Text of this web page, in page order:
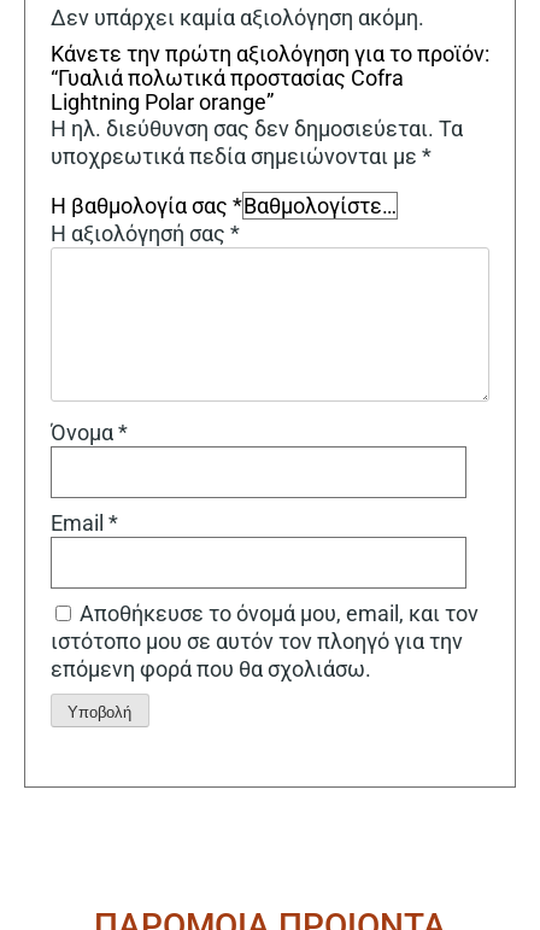
Δεν υπάρχει καμία αξιολόγηση ακόμη.
Κάνετε την πρώτη αξιολόγηση για το προϊόν:
“Γυαλιά πολωτικά προστασίας Cofra
Lightning Polar orange”
Η ηλ. διεύθυνση σας δεν δημοσιεύεται. Τα
υποχρεωτικά πεδία σημειώνονται με *
Η βαθμολογία σας *
Η αξιολόγησή σας *
Όνομα*
Email *
Αποθήκευσε το όνομά μου, email, και τον
ιστότοπο μου σε αυτόν τον πλοηγό για την
επόμενη φορά που θα σχολιάσω.